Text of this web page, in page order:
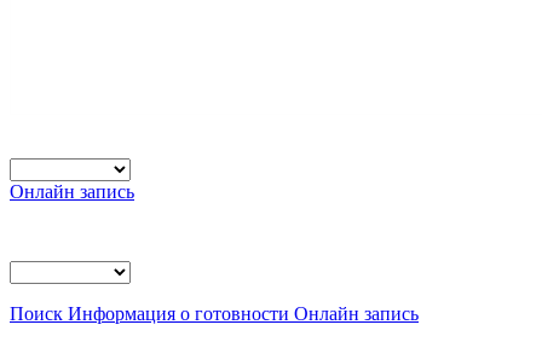
Онлайн запись
Поиск Информация о готовности Онлайн запись